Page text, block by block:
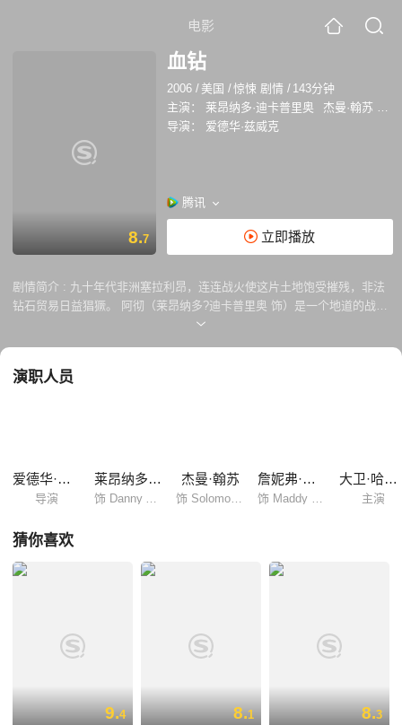
电影
8.7
血钻
2006 / 美国 /惊悚 剧情 / 143分钟
主演：
莱昂纳多·迪卡普里奥 杰曼·翰苏
詹
导演：
爱德华·兹威克
腾讯
立即播放
剧情简介 : 九十年代非洲塞拉利昂，连连战火使这片土地饱受摧残，非法
钻石贸易日益猖獗。 阿彻（莱昂纳多?迪卡普里奥 饰）是一个地道的战争
贩子，靠倒卖战区钻石为生，他在监狱中无意得知渔夫所罗门手里有极品
离，被叛军强制开采钻石，他发现一颗极品粉钻，藏了起来；战乱来临，
起。
演职人员
爱德华·兹威克
导演
莱昂纳多·迪卡普里奥 杰曼·翰苏 詹妮弗·康纳利 大卫·哈雷伍德
主演
猜你喜欢
9.4 8.1 8.3